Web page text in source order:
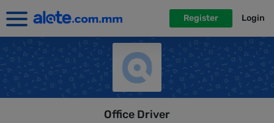
Register Login
Office Driver